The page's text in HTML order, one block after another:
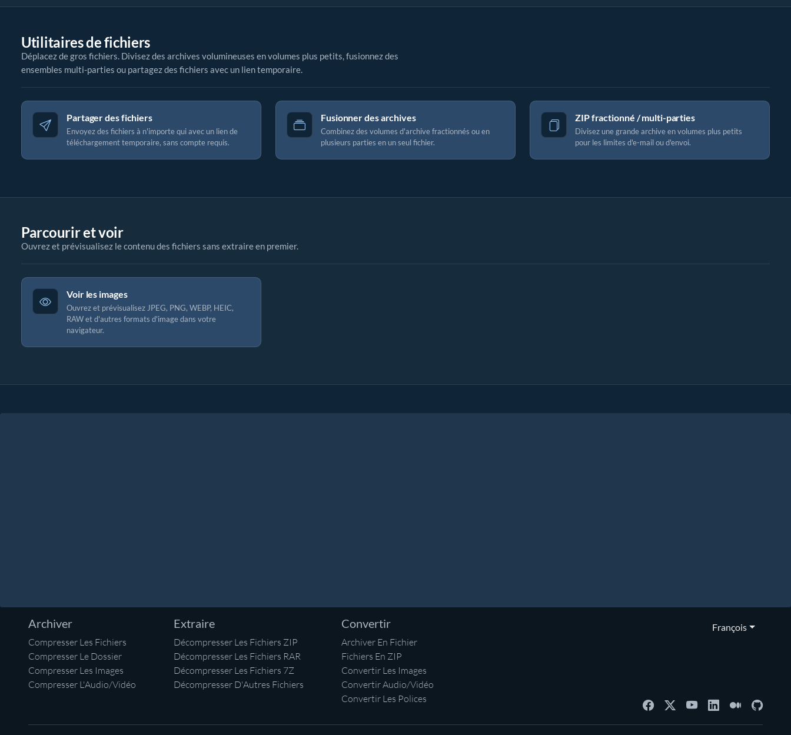
Utilitaires de fichiers
Déplacez de gros fichiers. Divisez des archives volumineuses en volumes plus petits, fusionnez des
ensembles multi-parties ou partagez des fichiers avec un lien temporaire.
Partager des fichiers
Envoyez des fichiers à n'importe qui avec un lien de
téléchargement temporaire, sans compte requis.
Fusionner des archives
Combinez des volumes d'archive fractionnés ou en
plusieurs parties en un seul fichier.
ZIP fractionné / multi-parties
Divisez une grande archive en volumes plus petits
pour les limites d'e-mail ou d'envoi.
Parcourir et voir
Ouvrez et prévisualisez le contenu des fichiers sans extraire en premier.
Voir les images
Ouvrez et prévisualisez JPEG, PNG, WEBP, HEIC,
RAW et d'autres formats d'image dans votre
navigateur.
Archiver
Compresser Les Fichiers
Compresser Le Dossier
Compresser Les Images
Compresser L'Audio/Vidéo
Extraire
Décompresser Les Fichiers ZIP
Décompresser Les Fichiers RAR
Décompresser Les Fichiers 7Z
Décompresser D'Autres Fichiers
Convertir
Archiver En Fichier
Fichiers En ZIP
Convertir Les Images
Convertir Audio/Vidéo
Convertir Les Polices
François